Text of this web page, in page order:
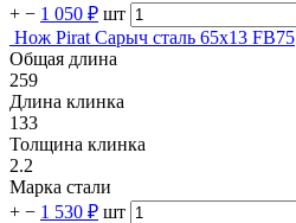
+ − 1 050 ₽ шт
Нож Pirat Сарыч сталь 65х13 FB75
Общая длина
259
Длина клинка
133
Толщина клинка
2.2
Марка стали
+ − 1 530 ₽ шт